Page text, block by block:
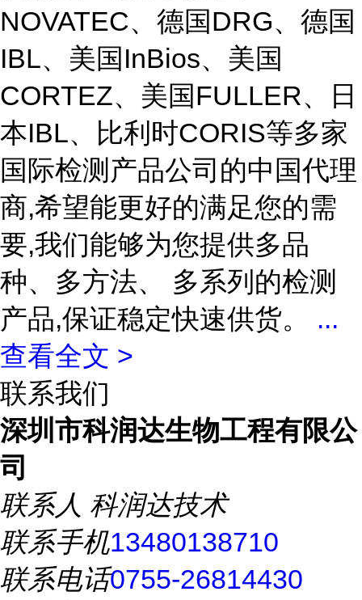
NOVATEC、德国DRG、德国
IBL、美国InBios、美国
CORTEZ、美国FULLER、日
本IBL、比利时CORIS等多家
国际检测产品公司的中国代理
商,希望能更好的满足您的需
要,我们能够为您提供多品
种、多方法、 多系列的检测
产品,保证稳定快速供货。 ...
查看全文 >
联系我们
深圳市科润达生物工程有限公
司
联系人 科润达技术
联系手机13480138710
联系电话0755-26814430